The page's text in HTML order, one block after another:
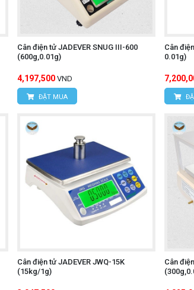
Cân điện tử JADEVER SNUG III-600
(600g,0.01g)
4,197,500 VND
ĐẶT MUA
Cân
0.01g)
Cân điện tử JADEVER JWQ-15K
(15kg/1g)
Cân